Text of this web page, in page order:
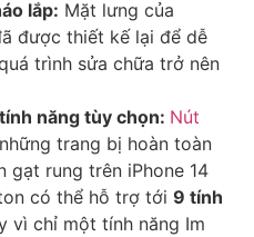
lắp: Mặt lưng của
được thiết kế lại để dễ
trình sửa chữa trở nên
năng tùy chọn: Nút
trang bị hoàn toàn
gạt rung trên iPhone 14
có thể hỗ trợ tới 9 tính
vì chỉ một tính năng Im